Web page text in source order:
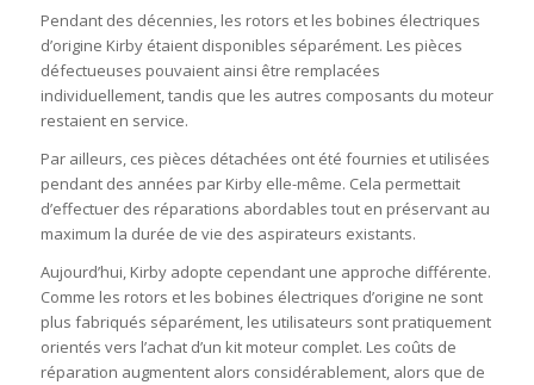
Pendant des décennies, les rotors et les bobines électriques
d’origine Kirby étaient disponibles séparément. Les pièces
défectueuses pouvaient ainsi être remplacées
individuellement, tandis que les autres composants du moteur
restaient en service.
Par ailleurs, ces pièces détachées ont été fournies et utilisées
pendant des années par Kirby elle-même. Cela permettait
d’effectuer des réparations abordables tout en préservant au
maximum la durée de vie des aspirateurs existants.
Aujourd’hui, Kirby adopte cependant une approche différente.
Comme les rotors et les bobines électriques d’origine ne sont
plus fabriqués séparément, les utilisateurs sont pratiquement
orientés vers l’achat d’un kit moteur complet. Les coûts de
réparation augmentent alors considérablement, alors que de